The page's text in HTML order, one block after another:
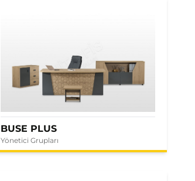
BUSE PLUS
Yönetici Grupları